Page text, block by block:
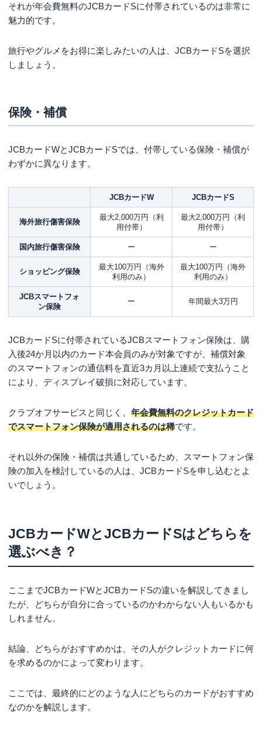
それが年会費無料のJCBカードSに付帯されているのは非常に
魅力的です。
旅行やグルメをお得に楽しみたいの人は、JCBカードSを選択
しましょう。
保険・補償
JCBカードWとJCBカードSでは、付帯している保険・補償が
わずかに異なります。
JCBカードW JCBカードS
海外旅行傷害保険
最大2,000万円（利
用付帯）
最大2,000万円（利
用付帯）
国内旅行傷害保険 ー ー
ショッピング保険
最大100万円（海外
利用のみ）
最大100万円（海外
利用のみ）
JCBスマートフォ
ン保険
ー 年間最大3万円
JCBカードSに付帯されているJCBスマートフォン保険は、購
入後24か月以内のカード本会員のみが対象ですが、補償対象
のスマートフォンの通信料を直近3カ月以上連続で支払うこと
により、ディスプレイ破損に対応しています。
クラブオフサービスと同じく、 年会費無料のクレジットカード
でスマートフォン保険が適用されるのは稀です。
それ以外の保険・補償は共通しているため、スマートフォン保
険の加入を検討しているの人は、JCBカードSを申し込むとよ
いでしょう。
JCBカードWとJCBカードSはどちらを
選ぶべき？
ここまでJCBカードWとJCBカードSの違いを解説してきまし
たが、どちらが自分に合っているのかわからない人もいるかも
しれません。
結論、どちらがおすすめかは、その人がクレジットカードに何
を求めるのかによって変わります。
ここでは、最終的にどのような人にどちらのカードがおすすめ
なのかを解説します。